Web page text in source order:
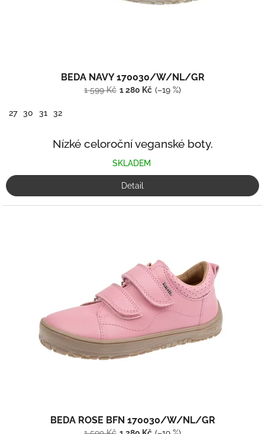
BEDA NAVY 170030/W/NL/GR
1 599 Kč 1 280 Kč (–19 %)
27 30 31 32
Nízké celoroční veganské boty.
SKLADEM
Detail
BEDA ROSE BFN 170030/W/NL/GR